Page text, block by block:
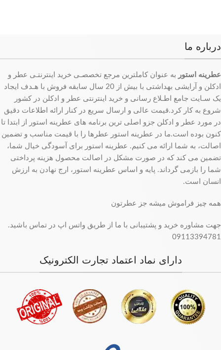
درباره ما
عطرینه استور به عنوان کاملترین مرجع تخصصـی خرید اینترنتـی عطر و
ادکلن و آرایشی بهداشتی با بیش از 20 سال سابقه فروش با هـدف ایجاد
یک سـایت جامع اطـلاع رسانی و خرید اینترنتی عطر و ادکلن در کشور
شروع به کار کرد.قیمت عالی و ارسال سریع در کنار ارائه اطلاعات دقیق
در مورد عطر و ادکلن جزو اصلی ترین برنامه های عطرینه استور از ابتدا تا
کنون بوده است.ما در عطرینه استور عطرها را با قیمت مناسب و تضمین
اصالت، به شما ارائه می کنیم. عطرینه استور برای آسودگی خیال شما،
تضمین می کند که در صورت مشکل در اصالت محصول هزینه پرداختی
شما را بازمی گرداند. پایه و اساس عطرینه استور، ارج نهادن به ارزش
انسان است.
همه چیز فراموش میشه جز عطرتون
جهت مشاوره خرید و پشتیبانی با ما از طریق واتس اپ در تماس باشید.
09113394781
دارای نماد اعتماد تجارت الکترونیک